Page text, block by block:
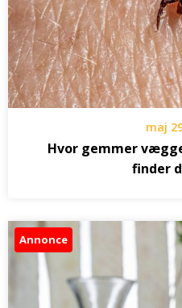
maj
Hvor gemmer
finder
Annonce